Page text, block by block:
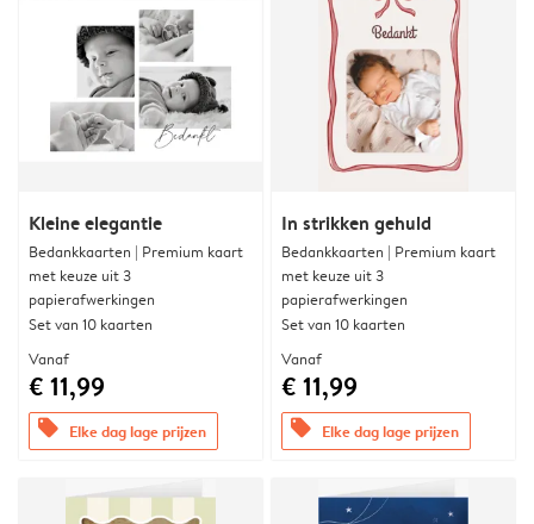
Kleine elegantie
Bedankkaarten | Premium kaart
met keuze uit 3
papierafwerkingen
Set van 10 kaarten
Vanaf
€ 11,99
offers Elke dag lage prijzen
In strikken gehuld
Bedankkaarten | Premium kaart
met keuze uit 3
papierafwerkingen
Set van 10 kaarten
Vanaf
€ 11,99
offers Elke dag lage prijzen